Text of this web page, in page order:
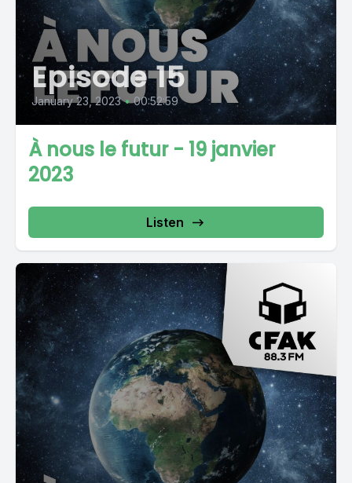
Episode 15
January 23, 2023 • 00:52:59
À nous le futur - 19 janvier
2023
Listen